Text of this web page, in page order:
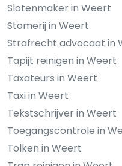
Slotenmaker in Weert
Stomerij in Weert
Strafrecht advocaat in
Tapijt reinigen in Weert
Taxateurs in Weert
Taxi in Weert
Tekstschrijver in Weert
Toegangscontrole in
Tolken in Weert